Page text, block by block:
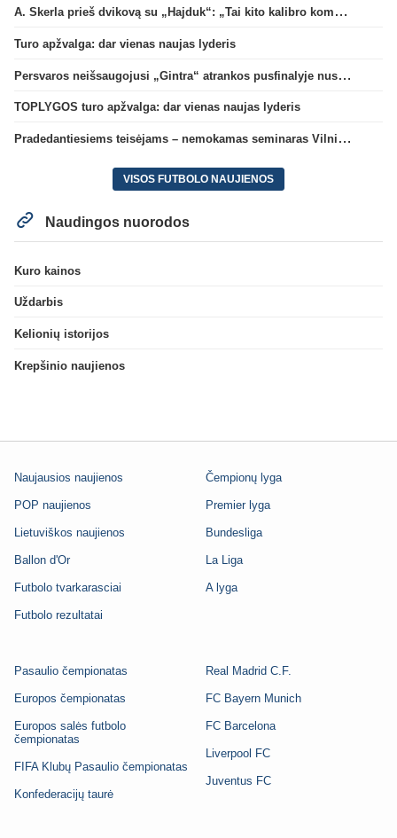
A. Skerla prieš dvikovą su „Hajduk“: „Tai kito kalibro komanda“
Turo apžvalga: dar vienas naujas lyderis
Persvaros neišsaugojusi „Gintra“ atrankos pusfinalyje nusileido Škotijos čempionėms
TOPLYGOS turo apžvalga: dar vienas naujas lyderis
Pradedantiesiems teisėjams – nemokamas seminaras Vilniuje šį penktadienį
VISOS FUTBOLO NAUJIENOS
Naudingos nuorodos
Kuro kainos
Uždarbis
Kelionių istorijos
Krepšinio naujienos
Naujausios naujienos
POP naujienos
Lietuviškos naujienos
Ballon d'Or
Futbolo tvarkarasciai
Futbolo rezultatai
Čempionų lyga
Premier lyga
Bundesliga
La Liga
A lyga
Pasaulio čempionatas
Europos čempionatas
Europos salės futbolo
čempionatas
FIFA Klubų Pasaulio čempionatas
Konfederacijų taurė
Real Madrid C.F.
FC Bayern Munich
FC Barcelona
Liverpool FC
Juventus FC